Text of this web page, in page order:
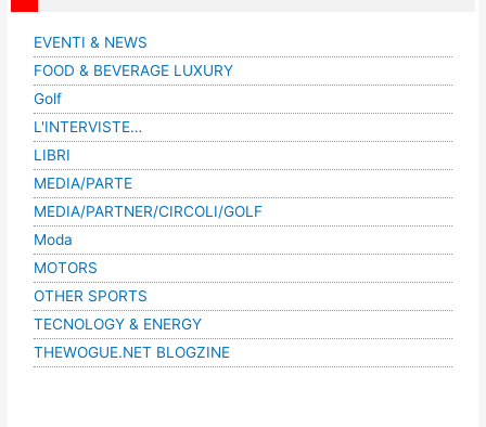
EVENTI & NEWS
FOOD & BEVERAGE LUXURY
Golf
L'INTERVISTE…
LIBRI
MEDIA/PARTE
MEDIA/PARTNER/CIRCOLI/GOLF
Moda
MOTORS
OTHER SPORTS
TECNOLOGY & ENERGY
THEWOGUE.NET BLOGZINE